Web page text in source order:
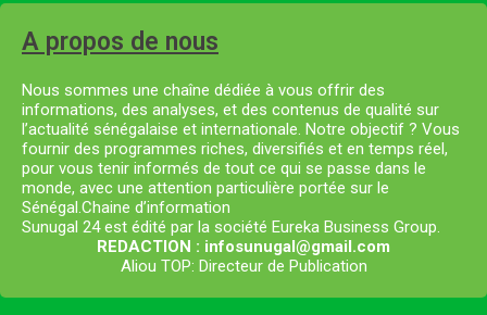
A propos de nous
Nous sommes une chaîne dédiée à vous offrir des
informations, des analyses, et des contenus de qualité sur
l’actualité sénégalaise et internationale. Notre objectif ? Vous
fournir des programmes riches, diversifiés et en temps réel,
pour vous tenir informés de tout ce qui se passe dans le
monde, avec une attention particulière portée sur le
Sénégal.Chaine d’information
Sunugal 24 est édité par la société Eureka Business Group.
REDACTION : infosunugal@gmail.com
Aliou TOP: Directeur de Publication